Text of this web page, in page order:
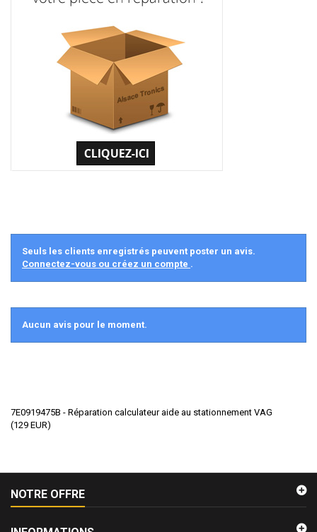
Seuls les clients enregistrés peuvent poster un avis.
Connectez-vous ou créez un compte .
Aucun avis pour le moment.
7E0919475B - Réparation calculateur aide au stationnement VAG
(129 EUR)
NOTRE OFFRE